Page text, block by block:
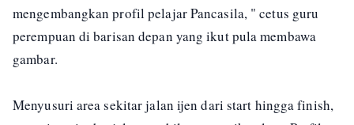
mengembangkan profil pelajar Pancasila, " cetus guru
perempuan di barisan depan yang ikut pula membawa
gambar.
Menyusuri area sekitar jalan ijen dari start hingga finish,